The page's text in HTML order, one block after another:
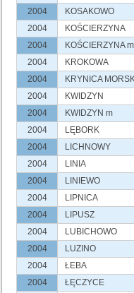
2004
KOSAKOWO
2004
KOŚCIERZYNA
2004
KOŚCIERZYNA m
2004
KROKOWA
2004
KRYNICA
2004
KWIDZYN
2004
KWIDZYN m
2004
LĘBORK
2004
LICHNOWY
2004
LINIA
2004
LINIEWO
2004
LIPNICA
2004
LIPUSZ
2004
LUBICHOWO
2004
LUZINO
2004
ŁEBA
2004
ŁĘCZYCE